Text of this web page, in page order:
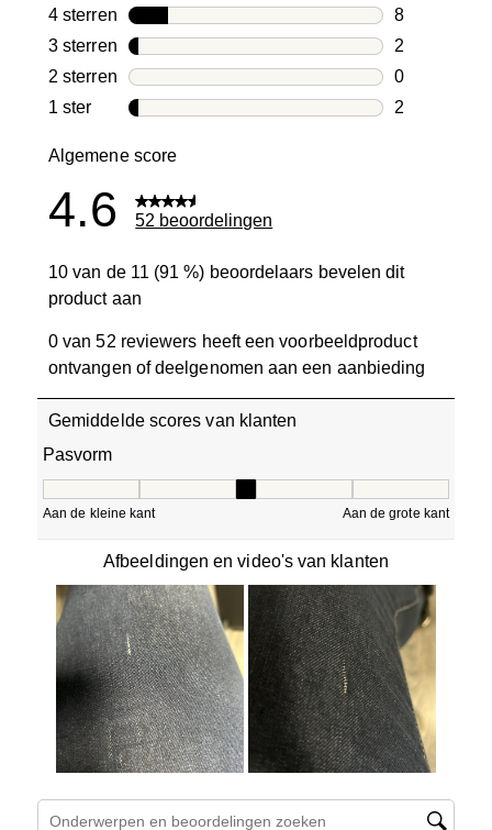
40
4 sterren sterren
8
8
3 sterren sterren
2
2
2 sterren sterren
0
0
1 ster sterren
2
Algemene score
4.6 52 beoordelingen
10 van de 11 (91 %) beoordelaars bevelen dit
product aan
0 van 52 reviewers heeft een voorbeeldproduct
ontvangen of deelgenomen aan een aanbieding
Gemiddelde scores van klanten
Pasvorm
Aan de kleine kant Aan de grote kant
Afbeeldingen en video's van klanten
Onderwerpen en beoordelingen zoeken per regio